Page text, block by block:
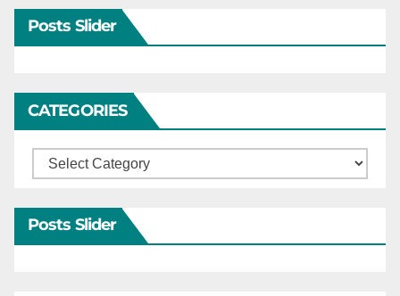
Posts Slider
CATEGORIES
Categories
Posts Slider